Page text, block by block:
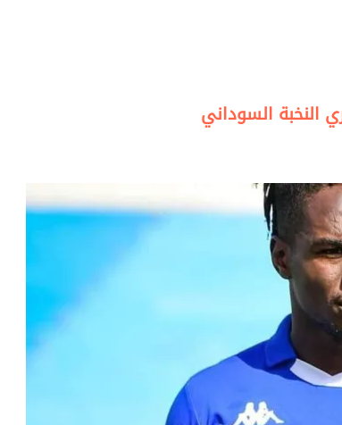
النخبة السوداني